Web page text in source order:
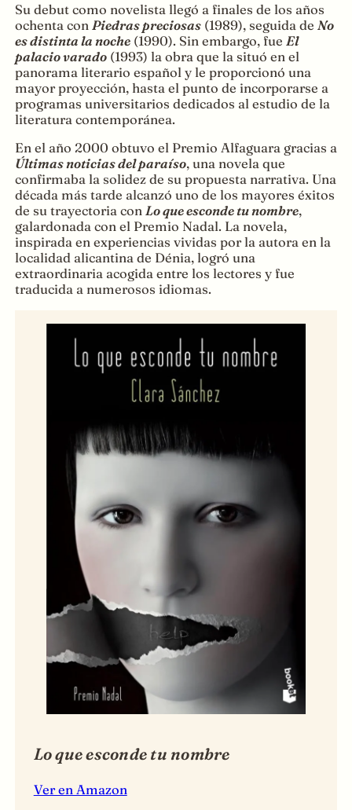
Su debut como novelista llegó a finales de los años
ochenta con Piedras preciosas(1989), seguida de No
es distinta la noche(1990). Sin embargo, fue El
palacio varado(1993) la obra que la situó en el
panorama literario español y le proporcionó una
mayor proyección, hasta el punto de incorporarse a
programas universitarios dedicados al estudio de la
literatura contemporánea.
En el año 2000 obtuvo el Premio Alfaguara gracias a
Últimas noticias del paraíso, una novela que
confirmaba la solidez de su propuesta narrativa. Una
década más tarde alcanzó uno de los mayores éxitos
de su trayectoria con Lo que esconde tu nombre,
galardonada con el Premio Nadal. La novela,
inspirada en experiencias vividas por la autora en la
localidad alicantina de Dénia, logró una
extraordinaria acogida entre los lectores y fue
traducida a numerosos idiomas.
Lo que esconde tu nombre
Ver en Amazon